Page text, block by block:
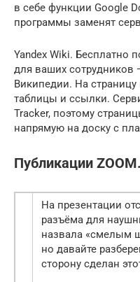
в себе функции Google
программы заменят
Yandex Wiki. Бесплатно
для ваших
Википедии. На
таблицы и ссылки.
Tracker, поэтому
напрямую на доску с
Публикации
На презентации
разъёма для
назвала «смелым
но давайте
сторону сделан